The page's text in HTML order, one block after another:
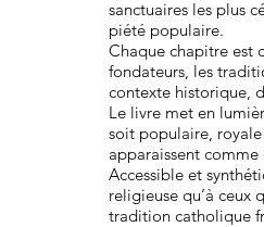
sanctuaires les plus
piété populaire.
Chaque chapitre est
fondateurs, les
contexte historique,
Le livre met en
soit populaire, royale
apparaissent
Accessible et
religieuse qu’à ceux
tradition catholique